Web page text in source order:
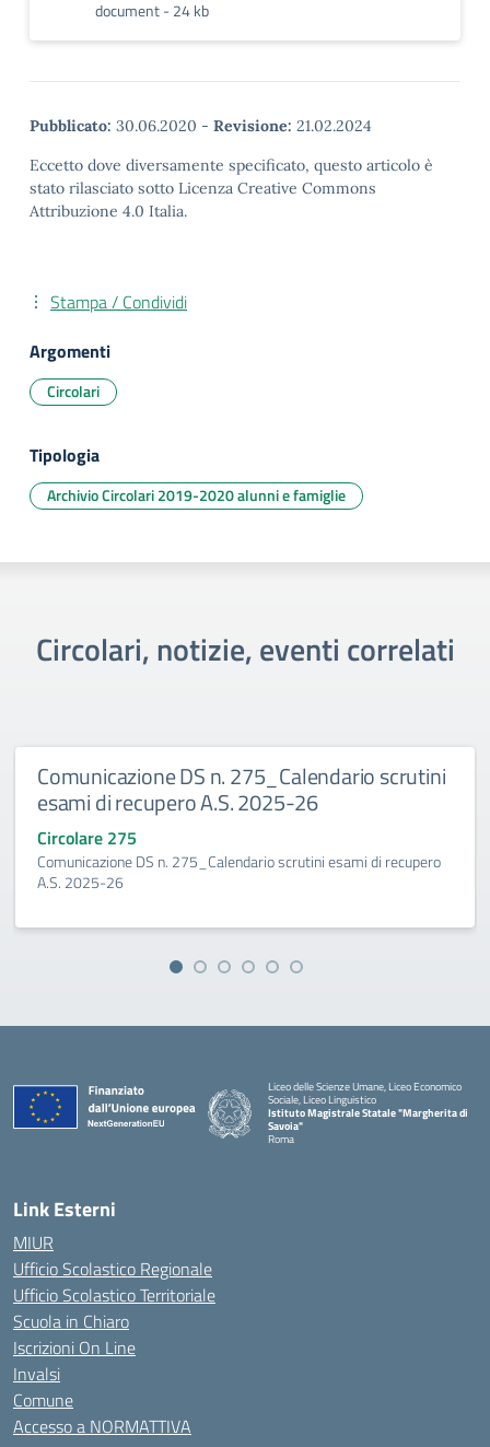
document - 24 kb
Pubblicato: 30.06.2020 - Revisione: 21.02.2024
Eccetto dove diversamente specificato, questo articolo è
stato rilasciato sotto Licenza Creative Commons
Attribuzione 4.0 Italia.
Stampa / Condividi
Argomenti
Circolari
Tipologia
Archivio Circolari 2019-2020 alunni e famiglie
Circolari, notizie, eventi correlati
Comunicazione DS n. 275_Calendario scrutini
esami di recupero A.S. 2025-26
Circolare 275
Comunicazione DS n. 275_Calendario scrutini esami di recupero
A.S. 2025-26
Liceo delle Scienze Umane, Liceo Economico
Sociale, Liceo Linguistico
Istituto Magistrale Statale "Margherita di
Savoia"
Roma
Link Esterni
MIUR
Ufficio Scolastico Regionale
Ufficio Scolastico Territoriale
Scuola in Chiaro
Iscrizioni On Line
Invalsi
Comune
Accesso a NORMATTIVA